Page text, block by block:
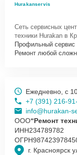
Для запуска
проконсультируют
диагностику,
оформят выезд
Hurakanservis
Сеть сервисных
техники Hurakan в
Профильный сервис
Ремонт любой
г. Красноярск
Ежедневно, с
+7 (391) 216-
info@hurakan-
ООО“Ремонт
ИНН234789782
ОГРН